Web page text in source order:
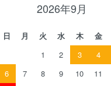
2026年9月
日 月 火 水 木 金
1
2 3 4
6
7 8 9 10 11